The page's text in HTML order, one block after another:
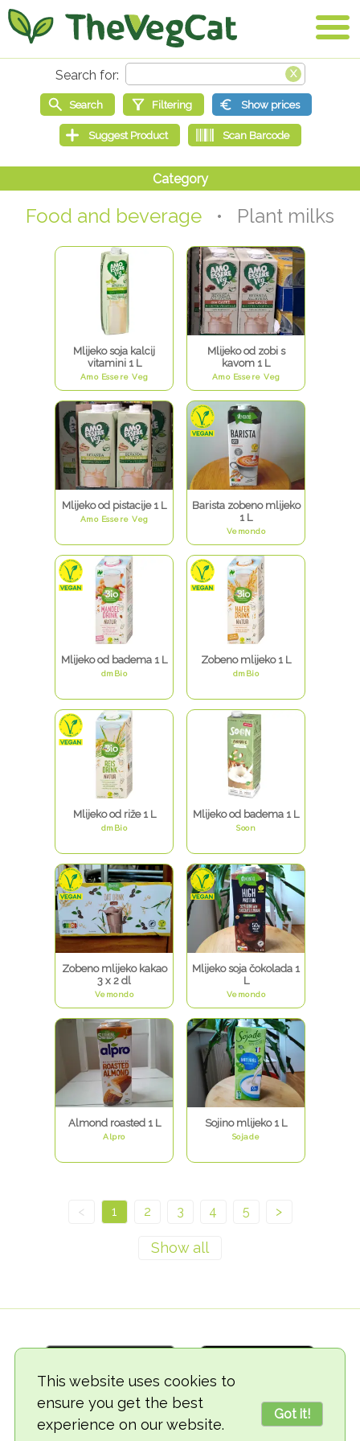
This website uses cookies to
ensure you get the best
experience on our website.
Got it!
Food and beverage • Plant milks
Mlijeko soja kalcij
vitamini 1 L
Amo Essere Veg
Mlijeko od zobi s
kavom 1 L
Amo Essere Veg
Mlijeko od pistacije 1 L
Amo Essere Veg
Barista zobeno mlijeko
1 L
Vemondo
Mlijeko od badema 1 L
dmBio
Zobeno mlijeko 1 L
dmBio
Mlijeko od riže 1 L
dmBio
Mlijeko od badema 1 L
Soon
Zobeno mlijeko kakao
3 x 2 dl
Vemondo
Mlijeko soja čokolada 1
L
Vemondo
Almond roasted 1 L
Alpro
Sojino mlijeko 1 L
Sojade
< 1 2 3 4 5 >
© 2018-2026 TheVegCat